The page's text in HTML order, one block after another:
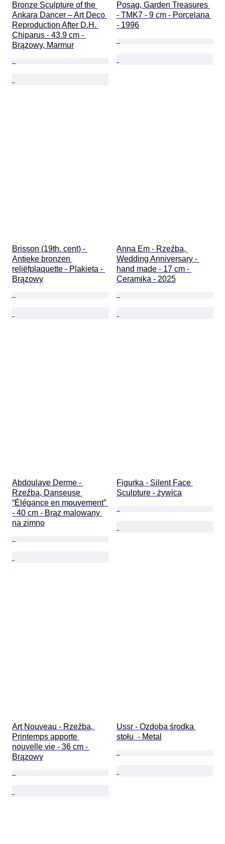
Bronze Sculpture of the
Ankara Dancer – Art Deco
Reproduction After D.H.
Chiparus - 43.9 cm -
Brązowy, Marmur
Posąg, Garden Treasures
- TMK7 - 9 cm - Porcelana
- 1996
Brisson (19th. cent) -
Antieke bronzen
reliëfplaquette - Plakieta -
Brązowy
Anna Em - Rzeźba,
Wedding Anniversary -
hand made - 17 cm -
Ceramika - 2025
Abdoulaye Derme -
Rzeźba, Danseuse
“Élégance en mouvement”
- 40 cm - Brąz malowany
na zimno
Figurka - Silent Face
Sculpture - żywica
Art Nouveau - Rzeźba,
Printemps apporte
nouvelle vie - 36 cm -
Brązowy
Ussr - Ozdoba środka
stołu  - Metal